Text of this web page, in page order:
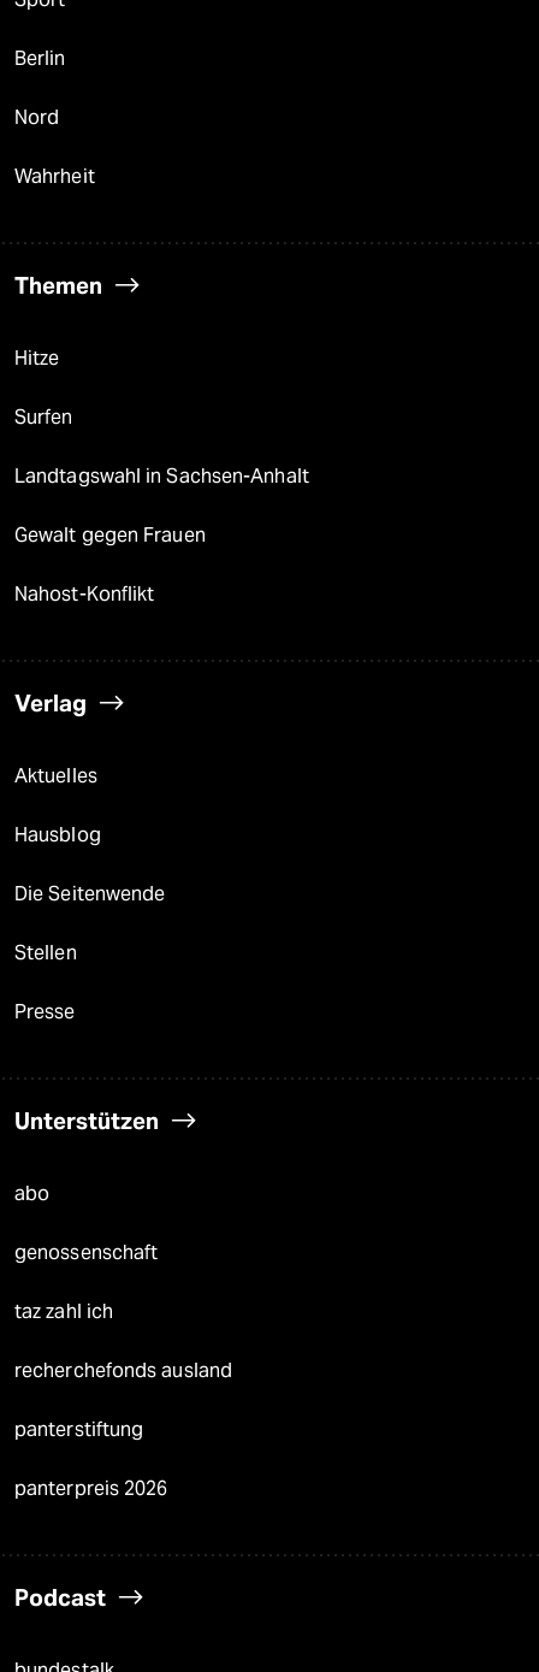
Berlin
Nord
Wahrheit
Themen
Hitze
Surfen
Landtagswahl in Sachsen-Anhalt
Gewalt gegen Frauen
Nahost-Konflikt
Verlag
Aktuelles
Hausblog
Die Seitenwende
Stellen
Presse
Unterstützen
abo
genossenschaft
taz zahl ich
recherchefonds ausland
panterstiftung
panterpreis 2026
Podcast